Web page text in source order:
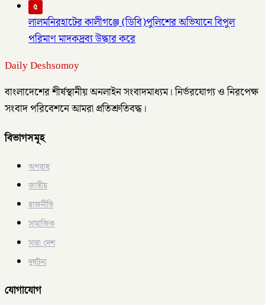
৫
লালমনিরহাটের কালীগঞ্জে (ডিবি)পুলিশের অভিযানে বিপুল
পরিমাণ মাদকদ্রব্য উদ্ধার করে
Daily Deshsomoy
বাংলাদেশের শীর্ষস্থানীয় অনলাইন সংবাদমাধ্যম। নির্ভরযোগ্য ও নিরপেক্ষ
সংবাদ পরিবেশনে আমরা প্রতিশ্রুতিবদ্ধ।
বিভাগসমূহ
অপরাধ
জাতীয়
রাজনীতি
সামাজিক
সারা দেশ
দুর্ঘটনা
যোগাযোগ